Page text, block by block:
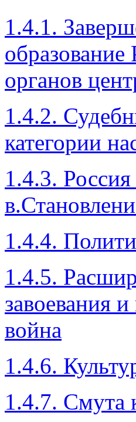
1.4.1.
образование
органов
1.4.2.
категории
1.4.3.
1.4.4.
1.4.5.
завоевания
война
1.4.6.
1.4.7. Смута